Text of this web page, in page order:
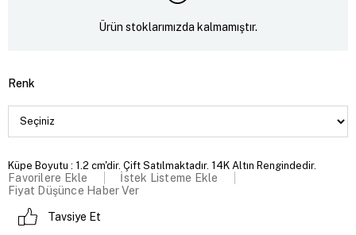
Ürün stoklarımızda kalmamıştır.
Renk
Küpe Boyutu : 1.2 cm'dir. Çift Satılmaktadır. 14K Altın Rengindedir.
Favorilere Ekle
İstek Listeme Ekle
Fiyat Düşünce Haber Ver
Tavsiye Et